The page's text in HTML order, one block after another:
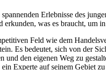
Erlebnisse des
was es braucht, um
Feld wie dem
Es bedeutet, sich von der
den eigenen Weg zu
Experte auf seinem Gebiet